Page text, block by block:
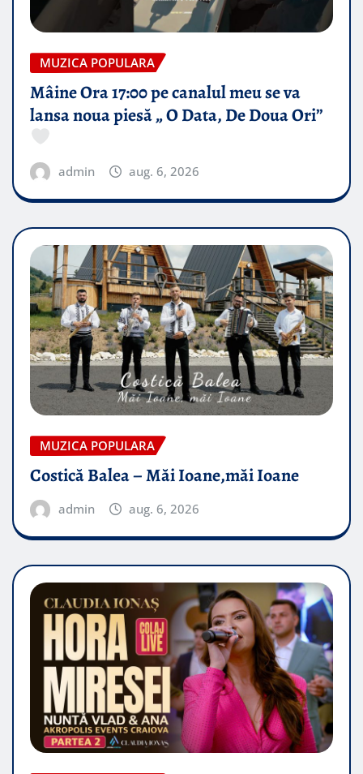
MUZICA POPULARA
Mâine Ora 17:00 pe canalul meu se va
lansa noua piesă „ O Data, De Doua Ori”
admin aug. 6, 2026
MUZICA POPULARA
Costică Balea – Măi Ioane,măi Ioane
admin aug. 6, 2026